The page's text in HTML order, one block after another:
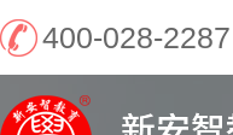
400-028-2287